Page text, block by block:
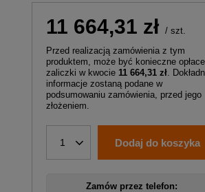
11 664,31 zł / szt.
Przed realizacją zamówienia z tym
produktem, może być konieczne
zaliczki w kwocie 11 664,31 zł.
informacje zostaną podane w
podsumowaniu zamówienia, przed jego
złożeniem.
1 Dodaj do koszyka
Zamów przez telefon: